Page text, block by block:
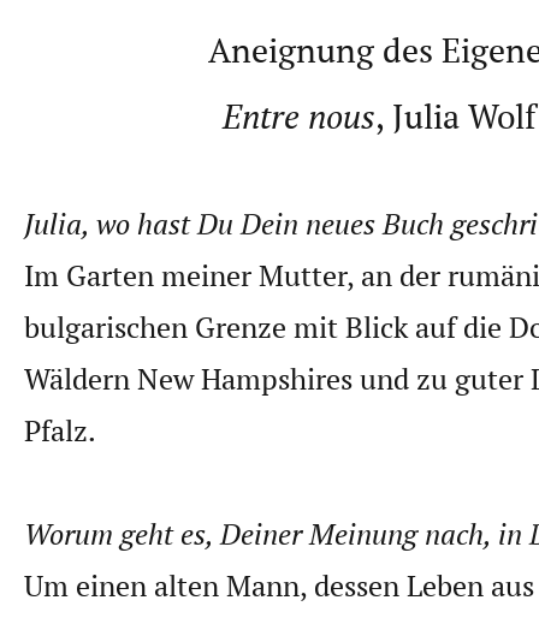
Aneignung des
Entre nous, Julia
Julia, wo hast Du Dein neues Buch
Im Garten meiner Mutter, an der
bulgarischen Grenze mit Blick auf die
Wäldern New Hampshires und zu guter
Pfalz.
Worum geht es, Deiner Meinung nach, in
Um einen alten Mann, dessen Leben